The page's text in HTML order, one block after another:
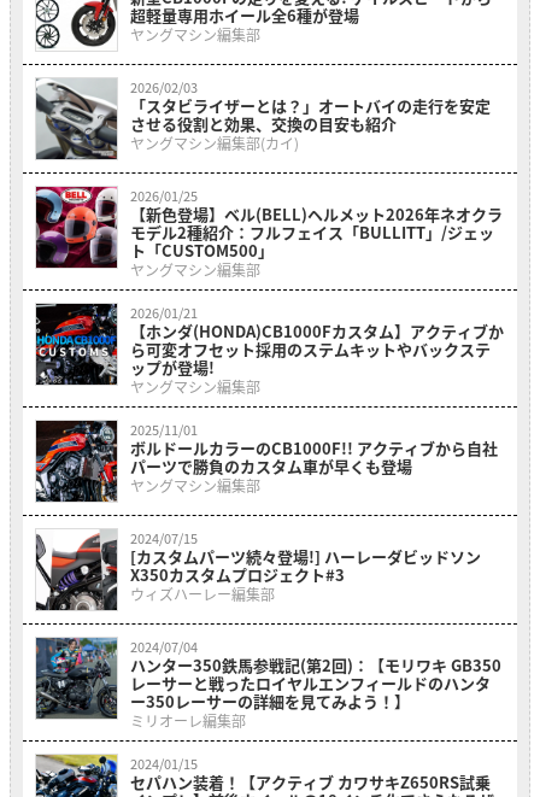
超軽量専用ホイール全6種が登場
ヤングマシン編集部
2026/02/03
「スタビライザーとは？」オートバイの走行を安定
させる役割と効果、交換の目安も紹介
ヤングマシン編集部(カイ)
2026/01/25
【新色登場】ベル(BELL)ヘルメット2026年ネオクラ
モデル2種紹介：フルフェイス「BULLITT」/ジェッ
ト「CUSTOM500」
ヤングマシン編集部
2026/01/21
【ホンダ(HONDA)CB1000Fカスタム】アクティブか
ら可変オフセット採用のステムキットやバックステ
ップが登場!
ヤングマシン編集部
2025/11/01
ボルドールカラーのCB1000F!! アクティブから自社
パーツで勝負のカスタム車が早くも登場
ヤングマシン編集部
2024/07/15
[カスタムパーツ続々登場!] ハーレーダビッドソン
X350カスタムプロジェクト#3
ウィズハーレー編集部
2024/07/04
ハンター350鉄馬参戦記(第2回)：【モリワキ GB350
レーサーと戦ったロイヤルエンフィールドのハンタ
ー350レーサーの詳細を見てみよう！】
ミリオーレ編集部
2024/01/15
セパハン装着！【アクティブ カワサキZ650RS試乗